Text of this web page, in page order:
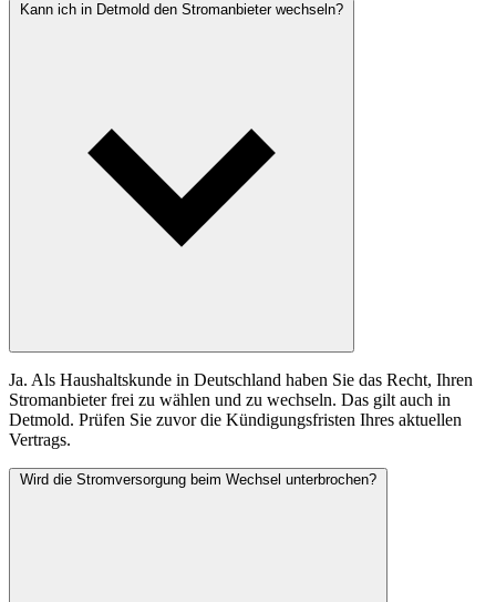
Kann ich in Detmold den Stromanbieter wechseln?
Ja. Als Haushaltskunde in Deutschland haben Sie das Recht, Ihren
Stromanbieter frei zu wählen und zu wechseln. Das gilt auch in
Detmold. Prüfen Sie zuvor die Kündigungsfristen Ihres aktuellen
Vertrags.
Wird die Stromversorgung beim Wechsel unterbrochen?